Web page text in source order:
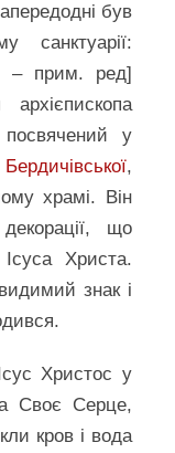
був
санктуарії:
– прим. ред]
у
,
храмі. Він
що
Христа.
знак і
Христос у
Своє Серце,
кров і вода